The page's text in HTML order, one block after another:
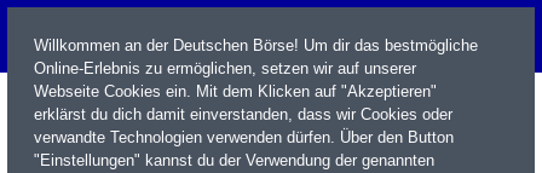
Willkommen an der Deutschen Börse! Um dir das bestmögliche
Online-Erlebnis zu ermöglichen, setzen wir auf unserer
Webseite Cookies ein. Mit dem Klicken auf "Akzeptieren"
erklärst du dich damit einverstanden, dass wir Cookies oder
verwandte Technologien verwenden dürfen. Über den Button
"Einstellungen" kannst du der Verwendung der genannten